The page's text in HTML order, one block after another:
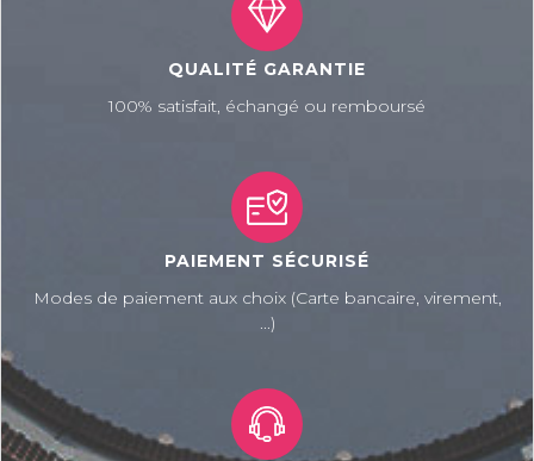
QUALITÉ GARANTIE
100% satisfait, échangé ou remboursé
PAIEMENT SÉCURISÉ
Modes de paiement aux choix (Carte bancaire, virement,
...)